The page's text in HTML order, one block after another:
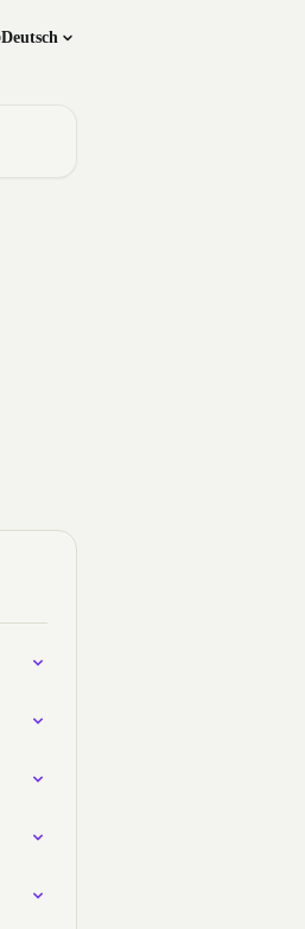
Deutsch